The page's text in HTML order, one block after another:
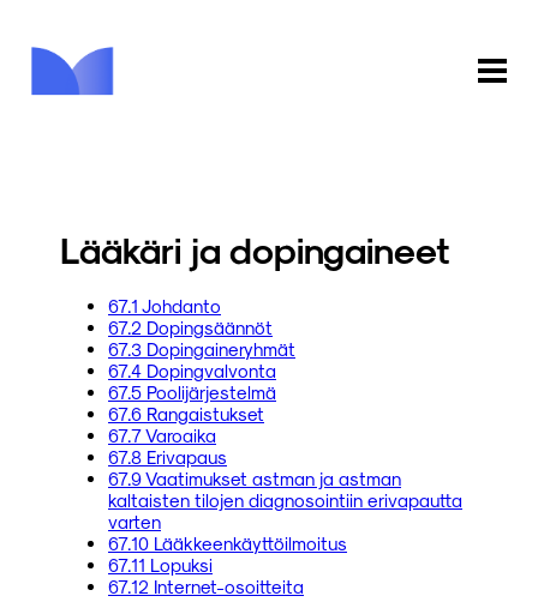
Lääkäri ja dopingaineet
67.1 Johdanto
67.2 Dopingsäännöt
67.3 Dopingaineryhmät
67.4 Dopingvalvonta
67.5 Poolijärjestelmä
67.6 Rangaistukset
67.7 Varoaika
67.8 Erivapaus
67.9 Vaatimukset astman ja astman
kaltaisten tilojen diagnosointiin erivapautta
varten
67.10 Lääkkeenkäyttöilmoitus
67.11 Lopuksi
67.12 Internet-osoitteita